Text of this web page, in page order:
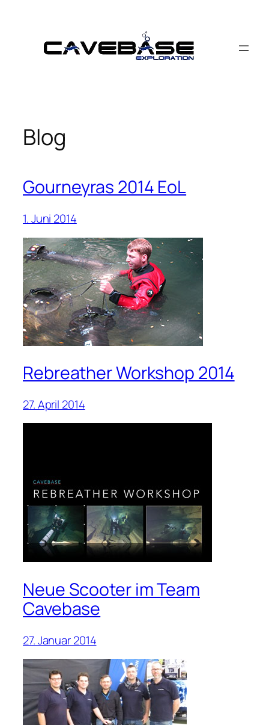
springen
Blog
Gourneyras 2014 EoL
1. Juni 2014
Rebreather Workshop 2014
27. April 2014
Neue Scooter im Team
Cavebase
27. Januar 2014